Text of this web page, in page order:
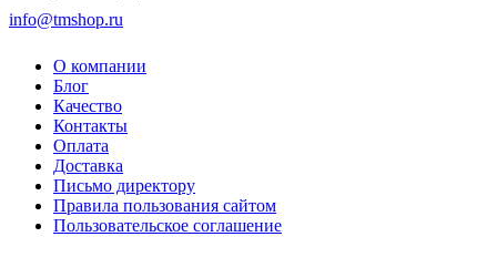
info@tmshop.ru
О компании
Блог
Качество
Контакты
Оплата
Доставка
Письмо директору
Правила пользования сайтом
Пользовательское соглашение